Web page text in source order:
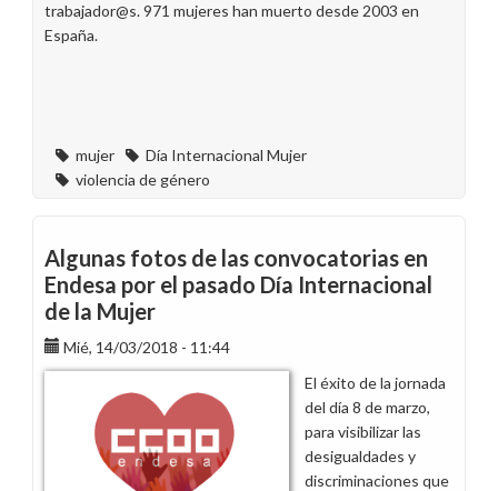
trabajador@s. 971 mujeres han muerto desde 2003 en
España.
mujer
Día Internacional Mujer
violencia de género
Algunas fotos de las convocatorias en
Endesa por el pasado Día Internacional
de la Mujer
Mié, 14/03/2018 - 11:44
El éxito de la jornada
del día 8 de marzo,
para visibilizar las
desigualdades y
discriminaciones que